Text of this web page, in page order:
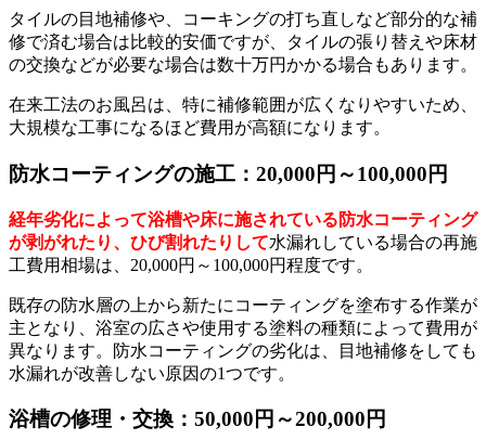
タイルの目地補修や、コーキングの打ち直しなど部分的な補
修で済む場合は比較的安価ですが、タイルの張り替えや床材
の交換などが必要な場合は数十万円かかる場合もあります。
在来工法のお風呂は、特に補修範囲が広くなりやすいため、
大規模な工事になるほど費用が高額になります。
防水コーティングの施工：20,000円～100,000円
経年劣化によって浴槽や床に施されている防水コーティング
が剥がれたり、ひび割れたりして水漏れしている場合の再施
工費用相場は、20,000円～100,000円程度です。
既存の防水層の上から新たにコーティングを塗布する作業が
主となり、浴室の広さや使用する塗料の種類によって費用が
異なります。防水コーティングの劣化は、目地補修をしても
水漏れが改善しない原因の1つです。
浴槽の修理・交換：50,000円～200,000円